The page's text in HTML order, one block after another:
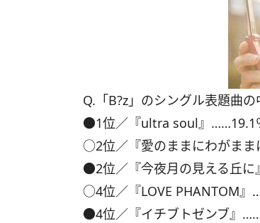
Q.「B?z」のシングル表題曲
●1位／『ultra soul』……19.1
○2位／『愛のままにわがま
●2位／『今夜月の見える丘
○4位／『LOVE PHANTOM』
●4位／『イチブトゼンブ』